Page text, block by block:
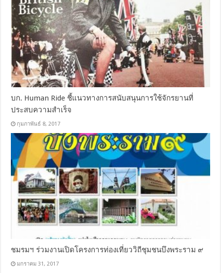
บก. Human Ride ชี้แนวทางการสนับสนุนการใช้จักรยานที่
ประสบความสำเร็จ
กุมภาพันธ์ 8, 2017
ชมรมฯ ร่วมงานเปิดโครงการท่องเที่ยววิถีชุมชนบึงพระราม ๙
มกราคม 31, 2017